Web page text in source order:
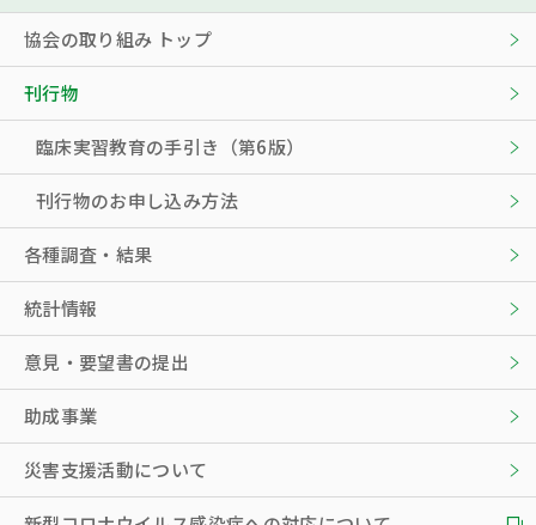
協会の取り組み トップ
刊行物
臨床実習教育の手引き（第6版）
刊行物のお申し込み方法
各種調査・結果
統計情報
意見・要望書の提出
助成事業
災害支援活動について